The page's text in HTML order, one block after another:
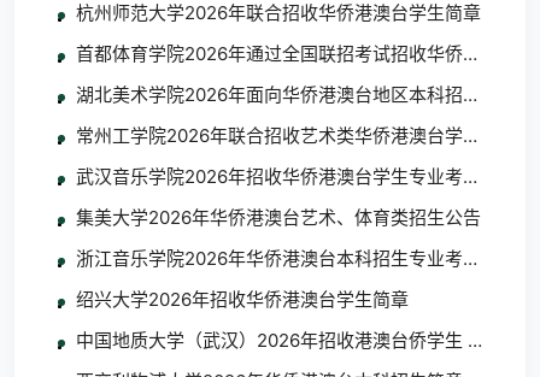
杭州师范大学2026年联合招收华侨港澳台学生简章
首都体育学院2026年通过全国联招考试招收华侨港澳台学
湖北美术学院2026年面向华侨港澳台地区本科招生考试
常州工学院2026年联合招收艺术类华侨港澳台学生简章
武汉音乐学院2026年招收华侨港澳台学生专业考试考生须
集美大学2026年华侨港澳台艺术、体育类招生公告
浙江音乐学院2026年华侨港澳台本科招生专业考试合格
绍兴大学2026年招收华侨港澳台学生简章
中国地质大学（武汉）2026年招收港澳台侨学生 艺术类